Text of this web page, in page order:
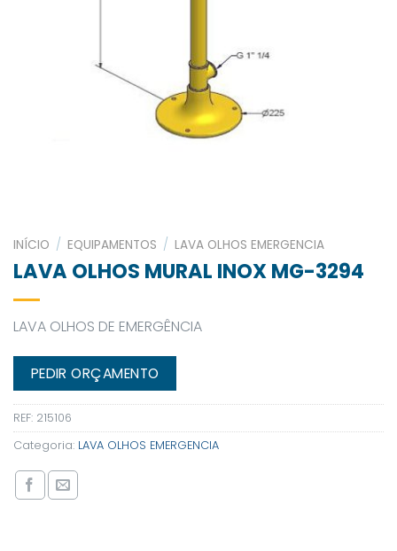
INÍCIO / EQUIPAMENTOS / LAVA OLHOS EMERGENCIA
LAVA OLHOS MURAL INOX MG-3294
LAVA OLHOS DE EMERGÊNCIA
PEDIR ORÇAMENTO
REF: 215106
Categoria: LAVA OLHOS EMERGENCIA